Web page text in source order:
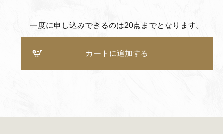
一度に申し込みできるのは20点までとなります。
カートに追加する